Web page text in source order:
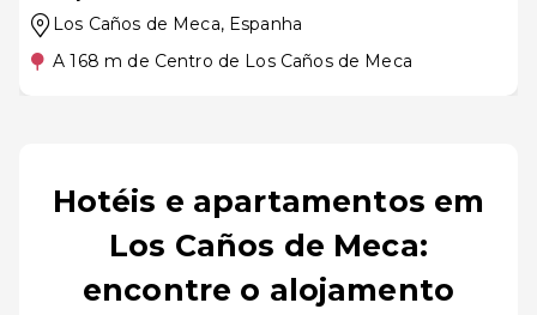
Los Caños de Meca, Espanha
A 168 m de Centro de Los Caños de Meca
Hotéis e apartamentos em
Los Caños de Meca:
encontre o alojamento